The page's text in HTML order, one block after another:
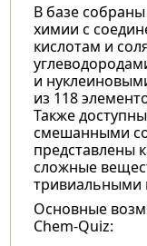
В базе
химии с
кислотам и
и
из 118
Также
смешанными
представлены
сложные
тривиальными
Основные
Chem-Quiz: